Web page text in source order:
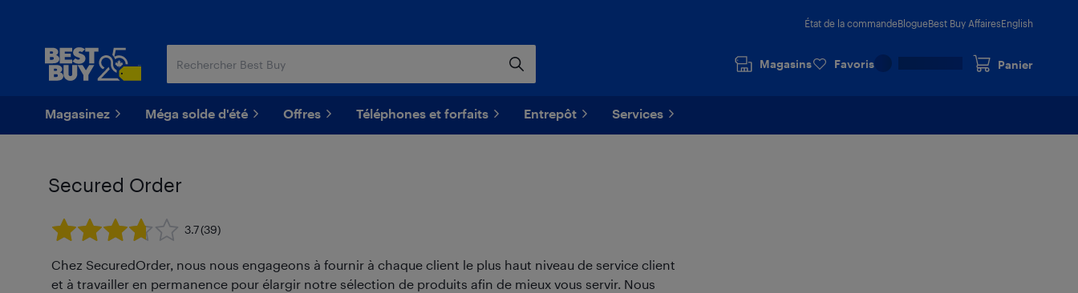
État de la commandeBlogueBest Buy AffairesEnglish
Magasins Favoris Panier
Magasinez Méga solde d'été Offres Téléphones et forfaits Entrepôt Services
Secured Order
3.7(39)
Chez SecuredOrder, nous nous engageons à fournir à chaque client le plus haut niveau de service client
et à travailler en permanence pour élargir notre sélection de produits afin de mieux vous servir. Nous